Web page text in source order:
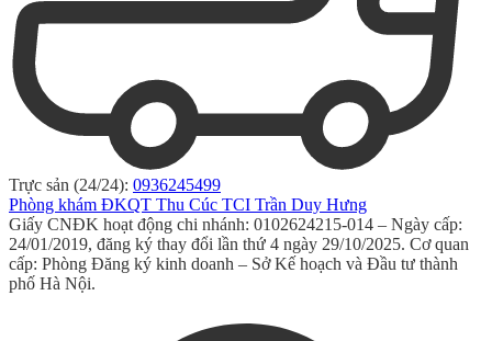
Trực sản (24/24): 0936245499
Phòng khám ĐKQT Thu Cúc TCI Trần Duy Hưng
Giấy CNĐK hoạt động chi nhánh: 0102624215-014 – Ngày cấp:
24/01/2019, đăng ký thay đổi lần thứ 4 ngày 29/10/2025. Cơ quan
cấp: Phòng Đăng ký kinh doanh – Sở Kế hoạch và Đầu tư thành
phố Hà Nội.